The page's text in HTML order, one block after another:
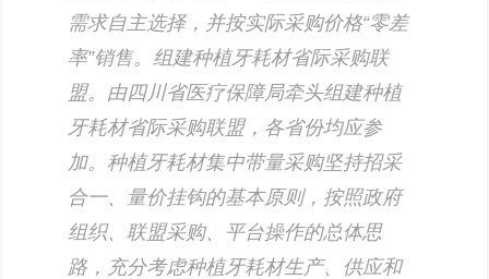
需求自主选择，并按实际采购价格“零差
率”销售。组建种植牙耗材省际采购联
盟。由四川省医疗保障局牵头组建种植
牙耗材省际采购联盟，各省份均应参
加。种植牙耗材集中带量采购坚持招采
合一、量价挂钩的基本原则，按照政府
组织、联盟采购、平台操作的总体思
路，充分考虑种植牙耗材生产、供应和